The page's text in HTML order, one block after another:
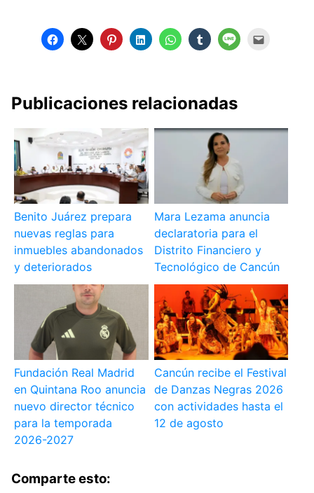
Publicaciones relacionadas
Benito Juárez prepara
nuevas reglas para
inmuebles abandonados
y deteriorados
Mara Lezama anuncia
declaratoria para el
Distrito Financiero y
Tecnológico de Cancún
Fundación Real Madrid
en Quintana Roo anuncia
nuevo director técnico
para la temporada
2026-2027
Cancún recibe el Festival
de Danzas Negras 2026
con actividades hasta el
12 de agosto
Comparte esto: